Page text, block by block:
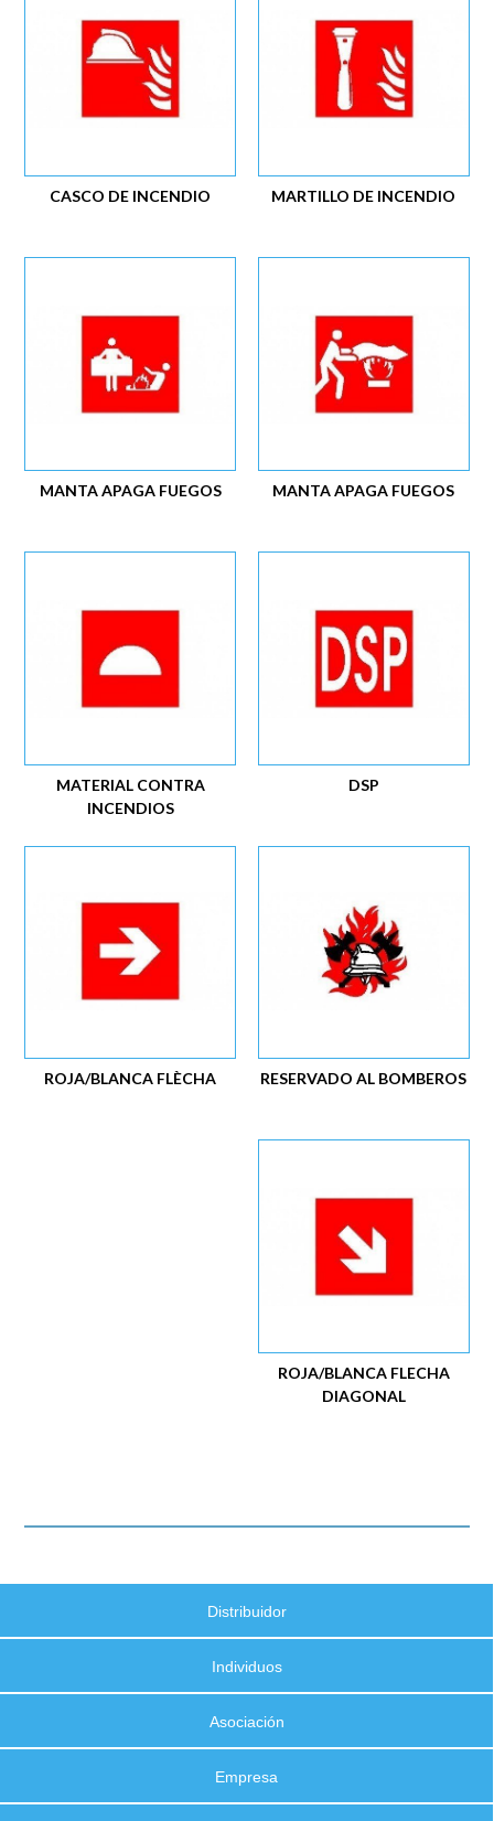
MARTILLO DE INCENDIO
CASCO DE INCENDIO
MANTA APAGA FUEGOS
MANTA APAGA FUEGOS
DSP
MATERIAL CONTRA
INCENDIOS
RESERVADO AL BOMBEROS
ROJA/BLANCA FLÈCHA
ROJA/BLANCA FLECHA
DIAGONAL
Distribuidor
Individuos
Asociación
Empresa